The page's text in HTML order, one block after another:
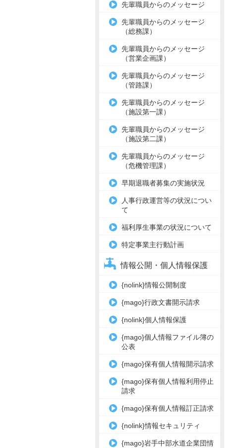
先輩職員からのメッセージ
先輩職員からのメッセージ
（総務課）
先輩職員からのメッセージ
（営業企画課）
先輩職員からのメッセージ
（管路課）
先輩職員からのメッセージ
（施設第一課）
先輩職員からのメッセージ
（施設第二課）
先輩職員からのメッセージ
（危機管理課）
早期退職者募集の実施状況
人事行政運営等の状況につい
て
福利厚生事業の状況について
特定事業主行動計画
情報公開・個人情報保護
{nolink}情報公開制度
{mago}行政文書開示請求
{nolink}個人情報保護
{mago}個人情報ファイル簿の
公表
{mago}保有個人情報開示請求
{mago}保有個人情報利用停止
請求
{mago}保有個人情報訂正請求
{nolink}情報セキュリティ
{mago}岩手中部水道企業団情